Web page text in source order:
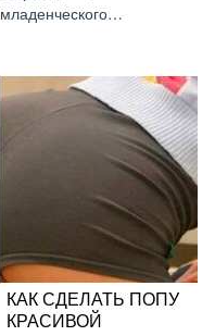
младенческого…
КАК СДЕЛАТЬ ПОПУ
КРАСИВОЙ